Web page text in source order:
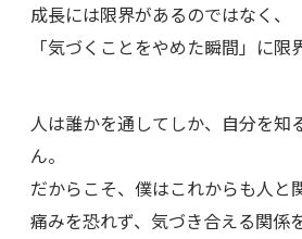
成長には限界があるのではなく、
「気づくことをやめた瞬間」に限
人は誰かを通してしか、自分を知
ん。
だからこそ、僕はこれからも人と
痛みを恐れず、気づき合える関係